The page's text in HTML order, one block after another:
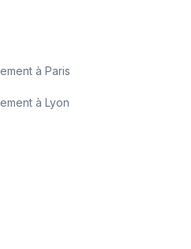
à Paris
à Lyon